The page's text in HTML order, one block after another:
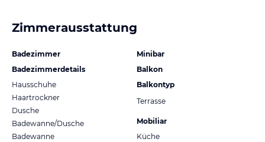
Zimmerausstattung
Badezimmer
Badezimmerdetails
Hausschuhe
Haartrockner
Dusche
Badewanne/Dusche
Badewanne
Minibar
Balkon
Balkontyp
Terrasse
Mobiliar
Küche